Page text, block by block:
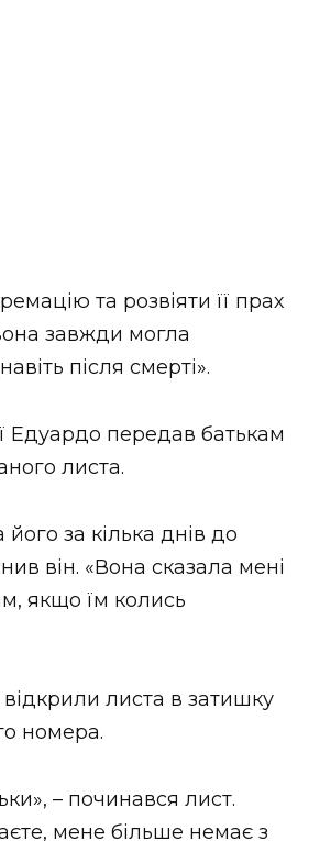
та розвіяти її прах
завжди могла
після смерті».
Едуардо передав батькам
листа.
за кілька днів до
він. «Вона сказала мені
якщо їм колись
відкрили листа в затишку
номера.
– починався лист.
мене більше немає з